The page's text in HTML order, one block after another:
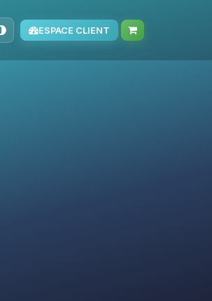
ESPACE CLIENT